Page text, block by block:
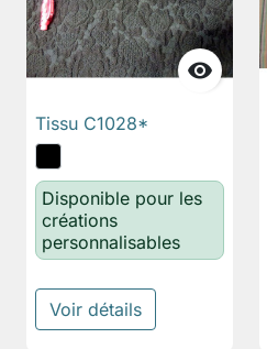

Tissu C1028*
Disponible pour les
créations
personnalisables
Voir détails